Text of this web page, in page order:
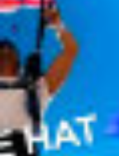
E-Mail-Adresse (optional):
Kommentar: